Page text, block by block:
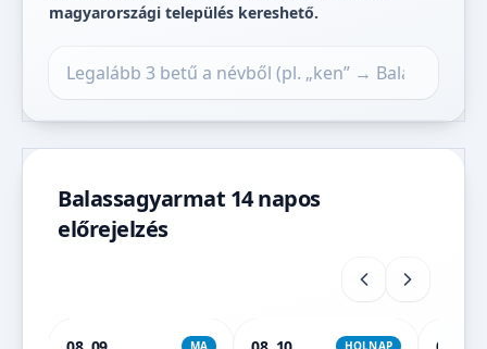
magyarországi település kereshető.
Balassagyarmat 14 napos
előrejelzés